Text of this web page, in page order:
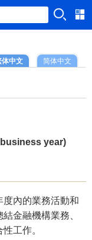
简体中文
体中文
year)
度內的業務活動和
金融機構業務、
工作。